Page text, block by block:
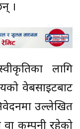
।
लागि
वेबसाइटबाट
उल्लेखित